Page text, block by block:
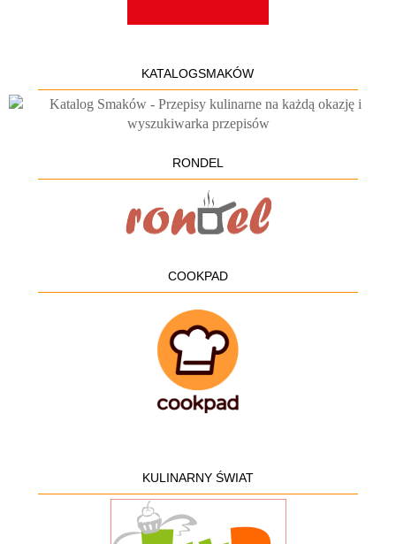
KATALOGSMAKÓW
RONDEL
COOKPAD
KULINARNY ŚWIAT